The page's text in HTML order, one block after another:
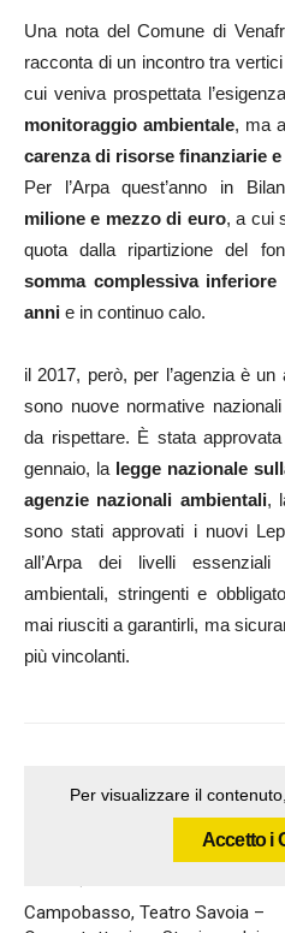
Una nota del Comune di
racconta di un incontro tra
cui veniva prospettata
monitoraggio ambientale, ma
carenza di risorse finanziarie
Per l’Arpa quest’anno in
milione e mezzo di euro, a cui
quota dalla ripartizione del
somma complessiva
anni e in continuo calo.
il 2017, però, per l’agenzia è
sono nuove normative
da rispettare. È stata
gennaio, la legge nazionale
agenzie nazionali ambientali,
sono stati approvati i nuovi
all’Arpa dei livelli
ambientali, stringenti e
mai riusciti a garantirli, ma
più vincolanti.
Per visualizzare il
Accetto i
Campobasso, Teatro Savoia –